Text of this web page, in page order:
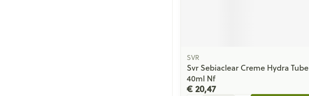
SVR
Svr Sebiaclear Creme Hydra Tube
40ml Nf
€ 20,47